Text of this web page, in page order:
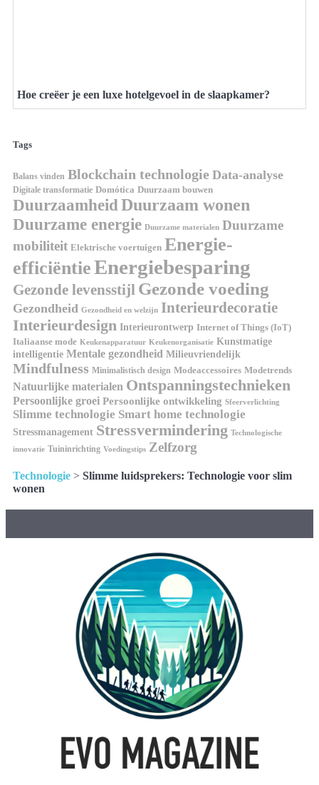
Hoe creëer je een luxe hotelgevoel in de slaapkamer?
Tags
Balans vinden Blockchain technologie Data-analyse
Digitale transformatie Domótica Duurzaam bouwen
Duurzaamheid Duurzaam wonen
Duurzame energie Duurzame materialen Duurzame
mobiliteit Elektrische voertuigen Energie-
efficiëntieEnergiebesparing
Gezonde levensstijl Gezonde voeding
Gezondheid Gezondheid en welzijn Interieurdecoratie
Interieurdesign Interieurontwerp Internet of Things (IoT)
Italiaanse mode Keukenapparatuur Keukenorganisatie Kunstmatige
intelligentie Mentale gezondheid Milieuvriendelijk
Mindfulness Minimalistisch design Modeaccessoires Modetrends
Natuurlijke materialen Ontspanningstechnieken
Persoonlijke groei Persoonlijke ontwikkeling Sfeerverlichting
Slimme technologie Smart home technologie
Stressmanagement Stressvermindering Technologische
innovatie Tuininrichting Voedingstips Zelfzorg
Technologie > Slimme luidsprekers: Technologie voor slim
wonen